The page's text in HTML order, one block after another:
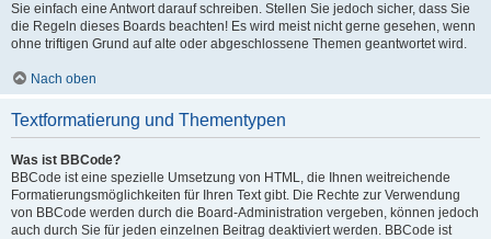
Sie einfach eine Antwort darauf schreiben. Stellen Sie jedoch sicher, dass Sie
die Regeln dieses Boards beachten! Es wird meist nicht gerne gesehen, wenn
ohne triftigen Grund auf alte oder abgeschlossene Themen geantwortet wird.
Nach oben
Textformatierung und Thementypen
Was ist BBCode?
BBCode ist eine spezielle Umsetzung von HTML, die Ihnen weitreichende
Formatierungsmöglichkeiten für Ihren Text gibt. Die Rechte zur Verwendung
von BBCode werden durch die Board-Administration vergeben, können jedoch
auch durch Sie für jeden einzelnen Beitrag deaktiviert werden. BBCode ist